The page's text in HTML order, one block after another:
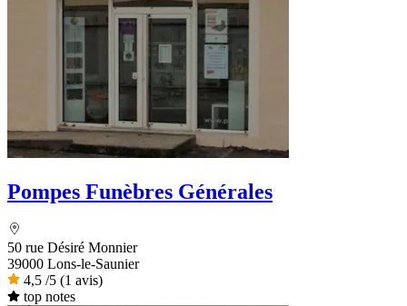
Pompes Funèbres Générales
50 rue Désiré Monnier
39000 Lons-le-Saunier
4,5 /5 (1 avis)
top notes